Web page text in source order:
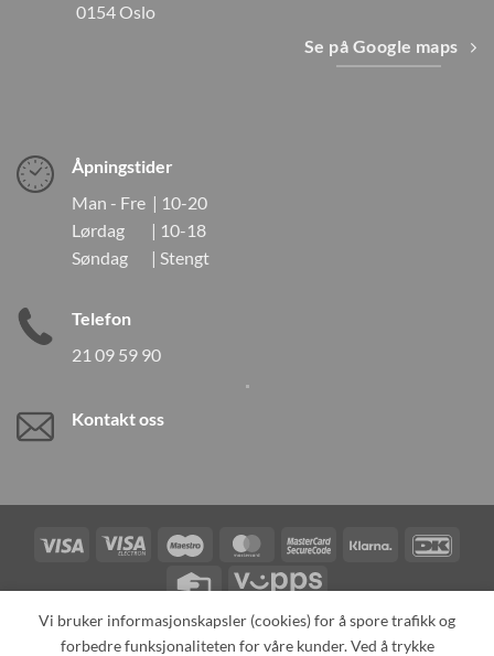
0154 Oslo
Se på Google maps
Åpningstider
Man - Fre | 10-20
Lørdag | 10-18
Søndag | Stengt
Telefon
21 09 59 90
Kontakt oss
Visa
Visa
Electron
Maestro MasterCardMasterCardKlarna
Credit
Vipps
Vi bruker informasjonskapsler (cookies) for å spore trafikk og
forbedre funksjonaliteten for våre kunder. Ved å trykke